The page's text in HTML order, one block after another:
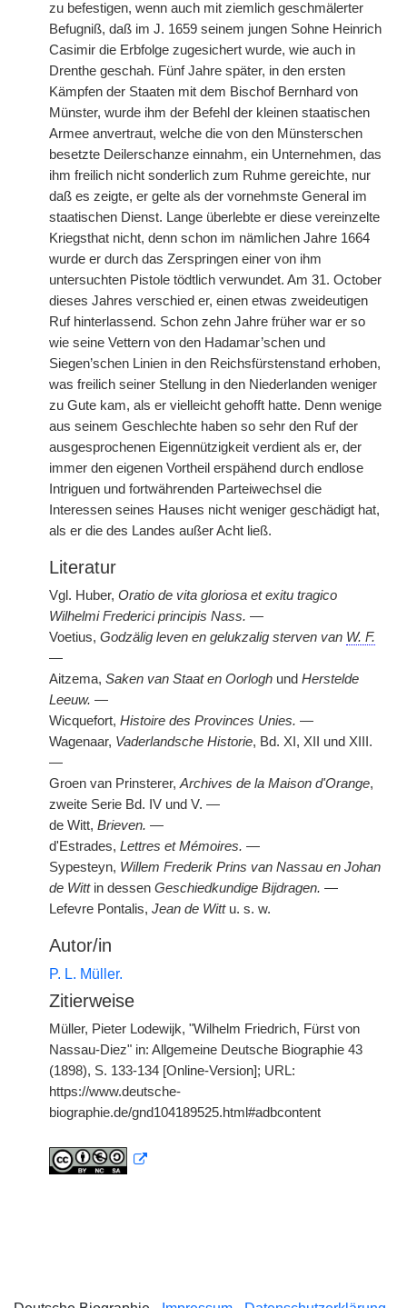
zu befestigen, wenn auch mit ziemlich geschmälerter
Befugniß, daß im J. 1659 seinem jungen Sohne Heinrich
Casimir die Erbfolge zugesichert wurde, wie auch in
Drenthe geschah. Fünf Jahre später, in den ersten
Kämpfen der Staaten mit dem Bischof Bernhard von
Münster, wurde ihm der Befehl der kleinen staatischen
Armee anvertraut, welche die von den Münsterschen
besetzte Deilerschanze einnahm, ein Unternehmen, das
ihm freilich nicht sonderlich zum Ruhme gereichte, nur
daß es zeigte, er gelte als der vornehmste General im
staatischen Dienst. Lange überlebte er diese vereinzelte
Kriegsthat nicht, denn schon im nämlichen Jahre 1664
wurde er durch das Zerspringen einer von ihm
untersuchten Pistole tödtlich verwundet. Am 31. October
dieses Jahres verschied er, einen etwas zweideutigen
Ruf hinterlassend. Schon zehn Jahre früher war er so
wie seine Vettern von den Hadamar’schen und
Siegen’schen Linien in den Reichsfürstenstand erhoben,
was freilich seiner Stellung in den Niederlanden weniger
zu Gute kam, als er vielleicht gehofft hatte. Denn wenige
aus seinem Geschlechte haben so sehr den Ruf der
ausgesprochenen Eigennützigkeit verdient als er, der
immer den eigenen Vortheil erspähend durch endlose
Intriguen und fortwährenden Parteiwechsel die
Interessen seines Hauses nicht weniger geschädigt hat,
als er die des Landes außer Acht ließ.
Literatur
Vgl. Huber, Oratio de vita gloriosa et exitu tragico
Wilhelmi Frederici principis Nass. —
Voetius, Godzälig leven en gelukzalig sterven van W. F.
—
Aitzema, Saken van Staat en Oorlogh und Herstelde
Leeuw. —
Wicquefort, Histoire des Provinces Unies. —
Wagenaar, Vaderlandsche Historie, Bd. XI, XII und XIII.
—
Groen van Prinsterer, Archives de la Maison d'Orange,
zweite Serie Bd. IV und V. —
de Witt, Brieven. —
d'Estrades, Lettres et Mémoires. —
Sypesteyn, Willem Frederik Prins van Nassau en Johan
de Wittin dessen Geschiedkundige Bijdragen. —
Lefevre Pontalis, Jean de Wittu. s. w.
Autor/in
P. L. Müller.
Zitierweise
Müller, Pieter Lodewijk, "Wilhelm Friedrich, Fürst von
Nassau-Diez" in: Allgemeine Deutsche Biographie 43
(1898), S. 133-134 [Online-Version]; URL:
https://www.deutsche-
biographie.de/gnd104189525.html#adbcontent